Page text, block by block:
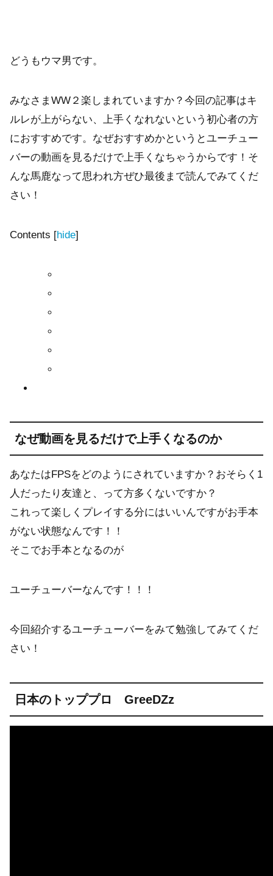
どうもウマ男です。
みなさまWW２楽しまれていますか？今回の記事はキ
ルレが上がらない、上手くなれないという初心者の方
におすすめです。なぜおすすめかというとユーチュー
バーの動画を見るだけで上手くなちゃうからです！そ
んな馬鹿なって思われ方ぜひ最後まで読んでみてくだ
さい！
Contents [hide]
なぜ動画を見るだけで上手くなるのか
あなたはFPSをどのようにされていますか？おそらく1
人だったり友達と、って方多くないですか？
これって楽しくプレイする分にはいいんですがお手本
がない状態なんです！！
そこでお手本となるのが
ユーチューバーなんです！！！
今回紹介するユーチューバーをみて勉強してみてくだ
さい！
日本のトッププロ GreeDZz